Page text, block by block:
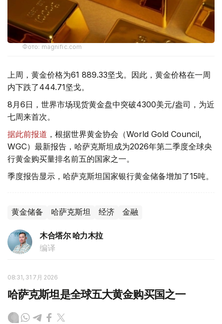
Фото: magnific.com
上周，黄金价格为61 889.33坚戈。因此，黄金价格在一周
内下跌了444.71坚戈。
8月6日，世界市场现货黄金盘中突破4300美元/盎司，为近
七周来首次。
据此前报道 ，根据世界黄金协会（World Gold Council,
WGC）最新报告，哈萨克斯坦成为2026年第二季度全球央
行黄金购买量排名前五的国家之一。
季度报告显示，哈萨克斯坦国家银行黄金储备增加了15吨。
黄金储备 哈萨克斯坦 经济 金融
木合塔尔 哈力木拉
编译
08:31, 31 7月 2026
哈萨克斯坦是全球五大黄金购买国之一